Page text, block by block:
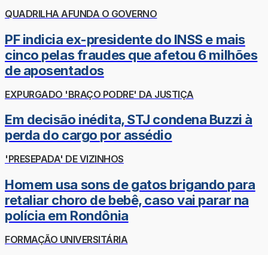
QUADRILHA AFUNDA O GOVERNO
PF indicia ex-presidente do INSS e mais
cinco pelas fraudes que afetou 6 milhões
de aposentados
EXPURGADO 'BRAÇO PODRE' DA JUSTIÇA
Em decisão inédita, STJ condena Buzzi à
perda do cargo por assédio
'PRESEPADA' DE VIZINHOS
Homem usa sons de gatos brigando para
retaliar choro de bebê, caso vai parar na
polícia em Rondônia
FORMAÇÃO UNIVERSITÁRIA